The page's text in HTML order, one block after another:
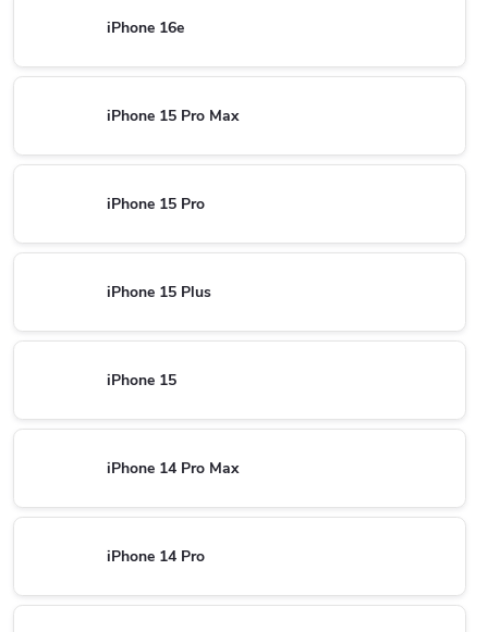
iPhone 16e
iPhone 15 Pro Max
iPhone 15 Pro
iPhone 15 Plus
iPhone 15
iPhone 14 Pro Max
iPhone 14 Pro